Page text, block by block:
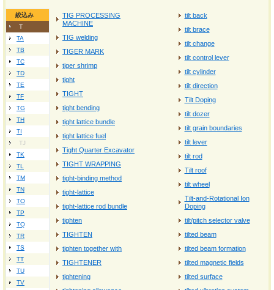
絞込み
T
TA
TB
TC
TD
TE
TF
TG
TH
TI
TJ
TK
TL
TM
TN
TO
TP
TQ
TR
TS
TT
TU
TV
TIG PROCESSING
MACHINE
TIG welding
TIGER MARK
tiger shrimp
tight
TIGHT
tight bending
tight lattice bundle
tight lattice fuel
Tight Quarter Excavator
TIGHT WRAPPING
tight-binding method
tight-lattice
tight-lattice rod bundle
tighten
TIGHTEN
tighten together with
TIGHTENER
tightening
tilt back
tilt brace
tilt change
tilt control lever
tilt cylinder
tilt direction
Tilt Doping
tilt dozer
tilt grain boundaries
tilt lever
tilt rod
Tilt roof
tilt wheel
Tilt-and-Rotational Ion
Doping
tilt/pitch selector valve
tilted beam
tilted beam formation
tilted magnetic fields
tilted surface